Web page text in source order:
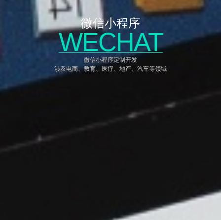
微信小程序
WECHAT
微信小程序定制开发
涉及电商、教育、医疗、地产、汽车等领域